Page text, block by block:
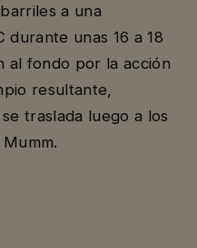
a una
durante unas 16 a 18
al fondo por la acción
resultante,
traslada luego a los